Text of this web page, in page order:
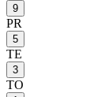
9
PR
5
TE
3
TO